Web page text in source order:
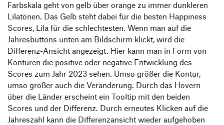
Farbskala geht von gelb über orange zu immer dunkleren
Lilatönen. Das Gelb steht dabei für die besten Happiness
Scores, Lila für die schlechtesten. Wenn man auf die
Jahresbuttons unten am Bildschirm klickt, wird die
Differenz-Ansicht angezeigt. Hier kann man in Form von
Konturen die positive oder negative Entwicklung des
Scores zum Jahr 2023 sehen. Umso größer die Kontur,
umso größer auch die Veränderung. Durch das Hovern
über die Länder erscheint ein Tooltip mit den beiden
Scores und der Differenz. Durch erneutes Klicken auf die
Jahreszahl kann die Differenzansicht wieder aufgehoben